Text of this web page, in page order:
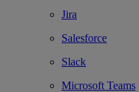
Jira
Salesforce
Slack
Microsoft Teams